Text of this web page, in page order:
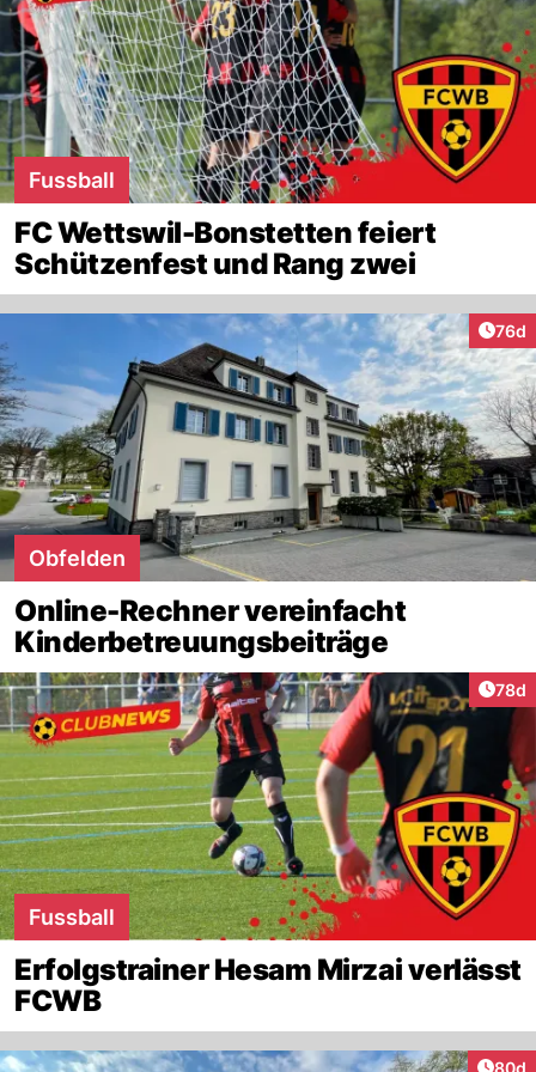
Fussball
FC Wettswil-Bonstetten feiert
Schützenfest und Rang zwei
76d
Obfelden
Online-Rechner vereinfacht
Kinderbetreuungsbeiträge
78d
Fussball
Erfolgstrainer Hesam Mirzai verlässt
FCWB
80d